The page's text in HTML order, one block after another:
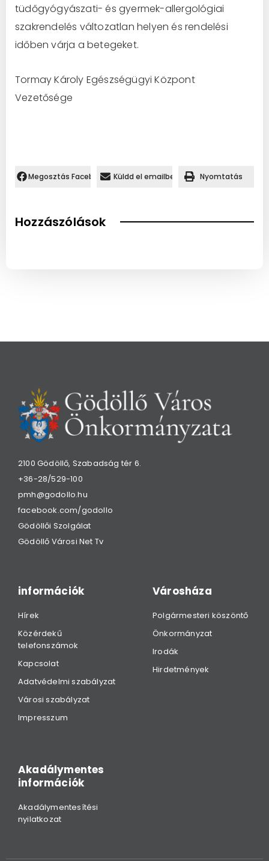
tüdőgyógyászati- és gyermek-allergológiai
szakrendelés változatlan helyen és rendelési
időben várja a betegeket.
Tormay Károly Egészségügyi Központ
Vezetősége
Megosztás Facebookon.Küldd el emailben Nyomtatás
Hozzászólások
2100 Gödöllő, Szabadság tér 6.
+36-28/529-100
pmh@godollo.hu
facebook.com/godollo
Gödöllői Szolgálat
Gödöllő Városi Net Tv
információk
Hírek
Közérdekű
telefonszámok
Kapcsolat
Adatvédelmi szabályzat
Városi szabályzat
Impresszum
Városháza
Polgármesteri köszöntő
Önkormányzat
Irodák
Hirdetmények
Akadálymentes
információk
Akadálymentesítési
nyilatkozat